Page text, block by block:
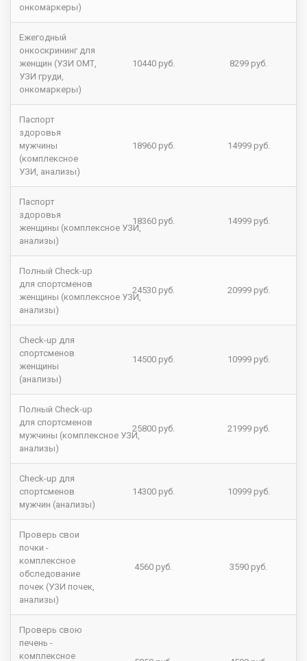
онкомаркеры)
Ежегодный
онкоскрининг для
женщин (УЗИ ОМТ,
УЗИ груди,
онкомаркеры)
10440 руб. 8299 руб.
Паспорт
здоровья
мужчины
(комплексное
УЗИ, анализы)
18960 руб. 14999 руб.
Паспорт
здоровья
женщины (комплексное УЗИ,
анализы)
18360 руб. 14999 руб.
Полный Check-up
для спортсменов
женщины (комплексное УЗИ,
анализы)
24530 руб. 20999 руб.
Check-up для
спортсменов
женщины
(анализы)
14500 руб. 10999 руб.
Полный Check-up
для спортсменов
мужчины (комплексное УЗИ,
анализы)
25800 руб. 21999 руб.
Check-up для
спортсменов
мужчин (анализы)
14300 руб. 10999 руб.
Проверь свои
почки -
комплексное
обследование
почек (УЗИ почек,
анализы)
4560 руб. 3590 руб.
Проверь свою
печень -
комплексное